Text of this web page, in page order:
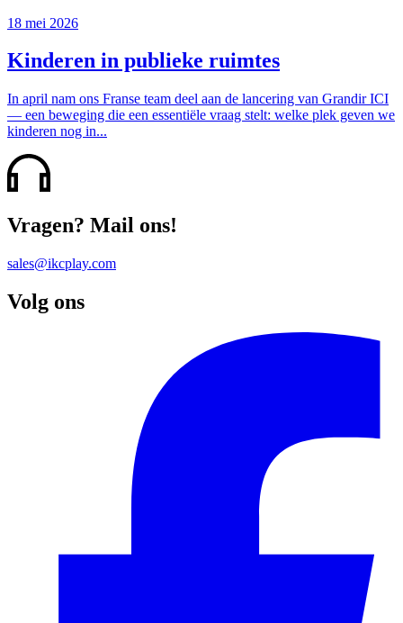
18 mei 2026
Kinderen in publieke ruimtes
In april nam ons Franse team deel aan de lancering van Grandir ICI
— een beweging die een essentiële vraag stelt: welke plek geven we
kinderen nog in...
Vragen? Mail ons!
sales@ikcplay.com
Volg ons